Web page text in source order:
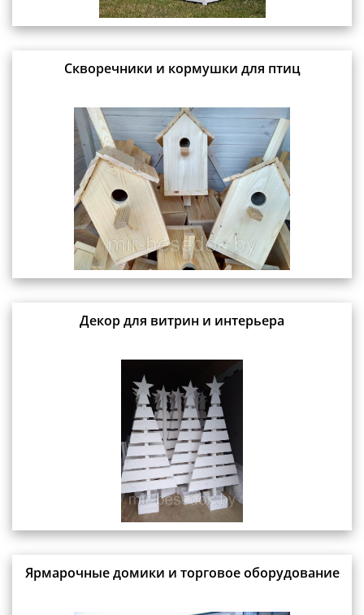
Скворечники и кормушки для птиц
Декор для витрин и интерьера
Ярмарочные домики и торговое оборудование